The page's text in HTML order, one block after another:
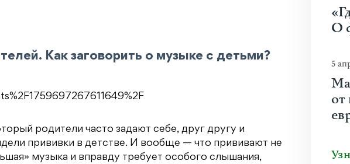
Как заговорить о музыке с детьми?
родители часто задают себе, друг другу и
прививки в детстве. И вообще — что прививают не
музыка и вправду требует особого слышания,
О
5
от